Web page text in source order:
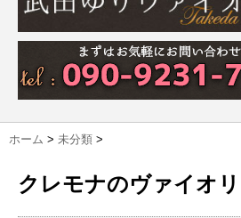
ホーム > 未分類 >
クレモナのヴァイオ